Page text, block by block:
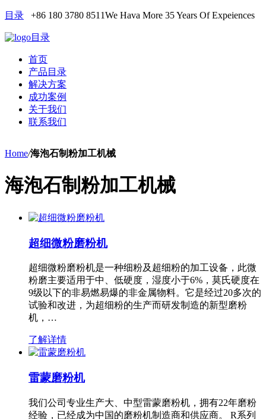
目录 +86 180 3780 8511We Hava More 35 Years Of Expeiences
目录
首页
产品目录
解决方案
成功案例
关于我们
联系我们
Home/海泡石制粉加工机械
海泡石制粉加工机械
超细微粉磨粉机
超细微粉磨粉机是一种细粉及超细粉的加工设备，此微
粉磨主要适用于中、低硬度，湿度小于6%，莫氏硬度在
9级以下的非易燃易爆的非金属物料。它是经过20多次的
试验和改进，为超细粉的生产而研发制造的新型磨粉
机，…
了解详情
雷蒙磨粉机
我们公司专业生产大、中型雷蒙磨粉机，拥有22年磨粉
经验，已经成为中国的磨粉机制造商和供应商。 R系列